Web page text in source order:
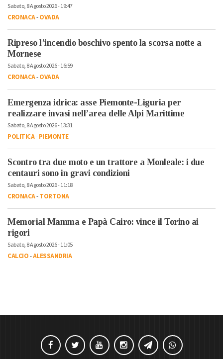
Sabato, 8 Agosto 2026 - 19:47
CRONACA-OVADA
Ripreso l’incendio boschivo spento la scorsa notte a
Mornese
Sabato, 8 Agosto 2026 - 16:59
CRONACA-OVADA
Emergenza idrica: asse Piemonte-Liguria per
realizzare invasi nell’area delle Alpi Marittime
Sabato, 8 Agosto 2026 - 13:31
POLITICA-PIEMONTE
Scontro tra due moto e un trattore a Monleale: i due
centauri sono in gravi condizioni
Sabato, 8 Agosto 2026 - 11:18
CRONACA-TORTONA
Memorial Mamma e Papà Cairo: vince il Torino ai
rigori
Sabato, 8 Agosto 2026 - 11:05
CALCIO-ALESSANDRIA